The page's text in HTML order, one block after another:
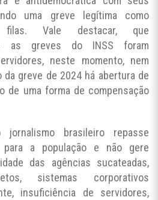
uma greve legítima como
filas. Vale destacar, que
as greves do INSS foram
neste momento, nem
da greve de 2024 há abertura de
de uma forma de compensação
brasileiro repasse
para a população e não gere
das agências sucateadas,
sistemas corporativos
insuficiência de servidores,